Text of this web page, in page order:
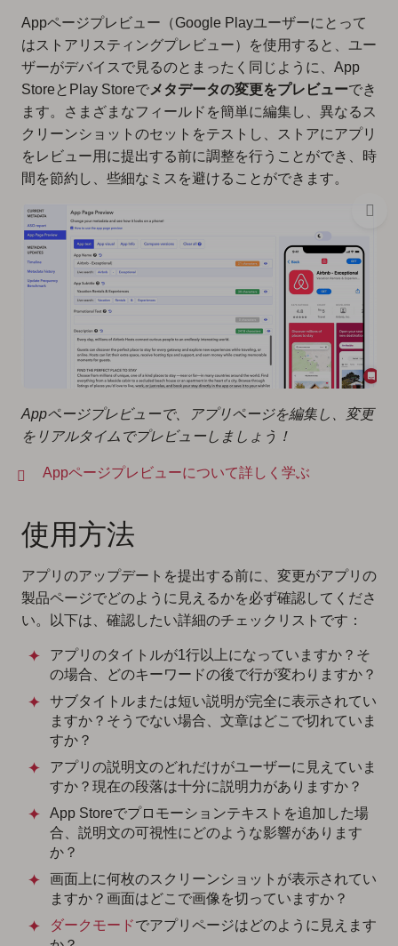
Appページプレビュー（Google Playユーザーにとって
はストアリスティングプレビュー）を使用すると、ユー
ザーがデバイスで見るのとまったく同じように、App
StoreとPlay Storeでメタデータの変更をプレビューでき
ます。さまざまなフィールドを簡単に編集し、異なるス
クリーンショットのセットをテストし、ストアにアプリ
をレビュー用に提出する前に調整を行うことができ、時
間を節約し、些細なミスを避けることができます。
Appページプレビューで、アプリページを編集し、変更
をリアルタイムでプレビューしましょう！
Appページプレビューについて詳しく学ぶ
使用方法
アプリのアップデートを提出する前に、変更がアプリの
製品ページでどのように見えるかを必ず確認してくださ
い。以下は、確認したい詳細のチェックリストです：
アプリのタイトルが1行以上になっていますか？そ
の場合、どのキーワードの後で行が変わりますか？
サブタイトルまたは短い説明が完全に表示されてい
ますか？そうでない場合、文章はどこで切れていま
すか？
アプリの説明文のどれだけがユーザーに見えていま
すか？現在の段落は十分に説明力がありますか？
App Storeでプロモーションテキストを追加した場
合、説明文の可視性にどのような影響があります
か？
画面上に何枚のスクリーンショットが表示されてい
ますか？画面はどこで画像を切っていますか？
ダークモードでアプリページはどのように見えます